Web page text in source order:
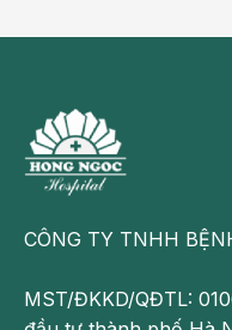
CÔNG TY TNHH
MST/ĐKKD/QĐTL: